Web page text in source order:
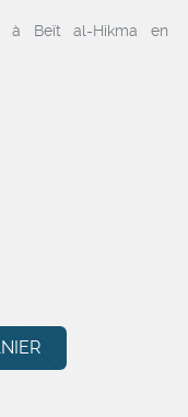
à Beït al-Hikma en